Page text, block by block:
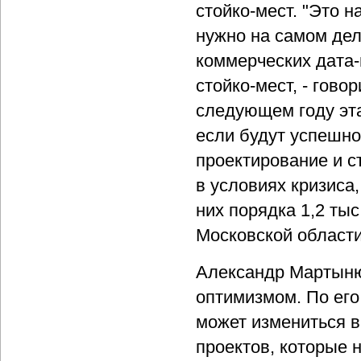
стойко-мест. "Это
нужно на самом
коммерческих
стойко-мест, -
следующем году
если будут
проектирование и
в условиях
них порядка 1,2
Московской
Александр
оптимизмом. По
может измениться
проектов, которые